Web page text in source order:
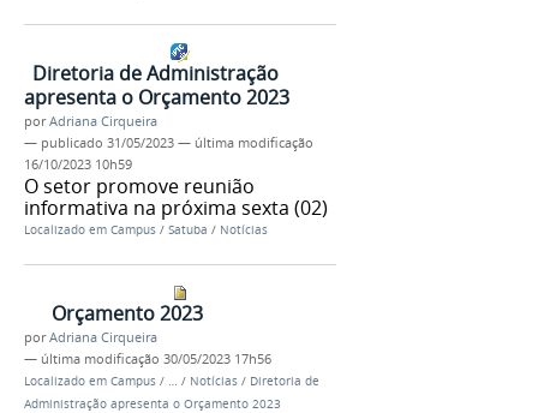
Diretoria de Administração
apresenta o Orçamento 2023
porAdriana Cirqueira
— publicado 31/05/2023 — última modificação
16/10/2023 10h59
O setor promove reunião
informativa na próxima sexta (02)
Localizado em Campus / Satuba / Notícias
Orçamento 2023
porAdriana Cirqueira
— última modificação 30/05/2023 17h56
Localizado em Campus / … / Notícias / Diretoria de
Administração apresenta o Orçamento 2023